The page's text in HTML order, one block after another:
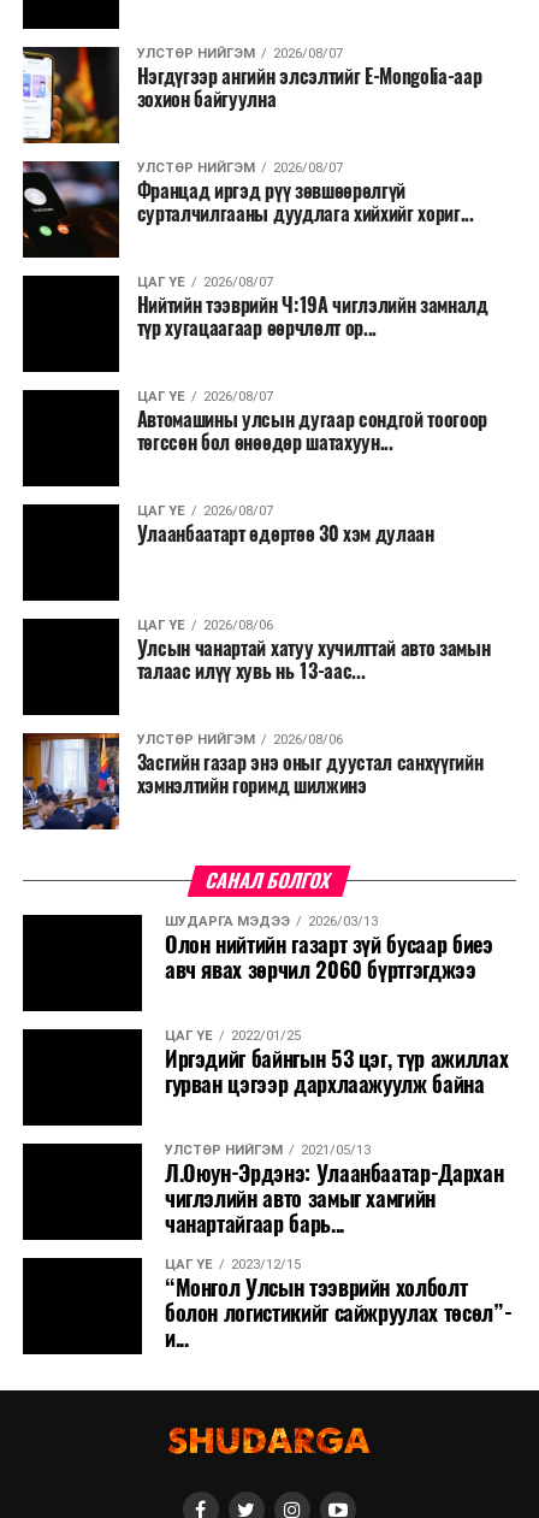
УЛСТӨР НИЙГЭМ 2026/08/07
Нэгдүгээр ангийн элсэлтийг E-Mongolia-аар
зохион байгуулна
УЛСТӨР НИЙГЭМ 2026/08/07
Францад иргэд рүү зөвшөөрөлгүй
сурталчилгааны дуудлага хийхийг хориг...
ЦАГ ҮЕ 2026/08/07
Нийтийн тээврийн Ч:19А чиглэлийн замналд
түр хугацаагаар өөрчлөлт ор...
ЦАГ ҮЕ 2026/08/07
Автомашины улсын дугаар сондгой тоогоор
төгссөн бол өнөөдөр шатахуун...
ЦАГ ҮЕ 2026/08/07
Улаанбаатарт өдөртөө 30 хэм дулаан
ЦАГ ҮЕ 2026/08/06
Улсын чанартай хатуу хучилттай авто замын
талаас илүү хувь нь 13-аас...
УЛСТӨР НИЙГЭМ 2026/08/06
Засгийн газар энэ оныг дуустал санхүүгийн
хэмнэлтийн горимд шилжинэ
САНАЛ БОЛГОХ
ШУДАРГА МЭДЭЭ 2026/03/13
Олон нийтийн газарт зүй бусаар биеэ
авч явах зөрчил 2060 бүртгэгджээ
ЦАГ ҮЕ 2022/01/25
Иргэдийг байнгын 53 цэг, түр ажиллах
гурван цэгээр дархлаажуулж байна
УЛСТӨР НИЙГЭМ 2021/05/13
Л.Оюун-Эрдэнэ: Улаанбаатар-Дархан
чиглэлийн авто замыг хамгийн
чанартайгаар барь...
ЦАГ ҮЕ 2023/12/15
“Монгол Улсын тээврийн холболт
болон логистикийг сайжруулах төсөл”-
и...